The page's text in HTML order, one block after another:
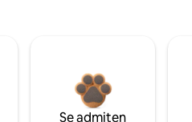
Se admiten